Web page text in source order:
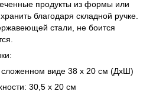
продукты из формы или
благодаря складной ручке.
стали, не боится
виде 38 х 20 см (ДхШ)
30,5 х 20 см